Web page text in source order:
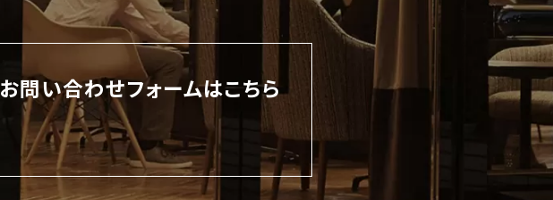
お問い合わせフォームはこちら